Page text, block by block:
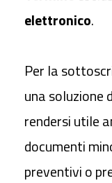
elettronico.
Per la
una soluzione
rendersi utile
documenti
preventivi o